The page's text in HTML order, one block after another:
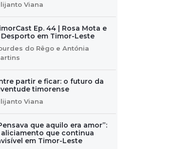
Viana
Ep. 44 | Rosa Mota e
Desporto em Timor-Leste
do Rêgo e Antónia
partir e ficar: o futuro da
timorense
Viana
que aquilo era amor”:
aliciamento que continua
em Timor-Leste